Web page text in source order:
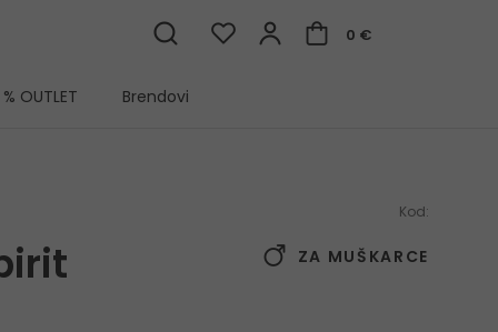
0 €
% OUTLET Brendovi
Kod:
ZA MUŠKARCE